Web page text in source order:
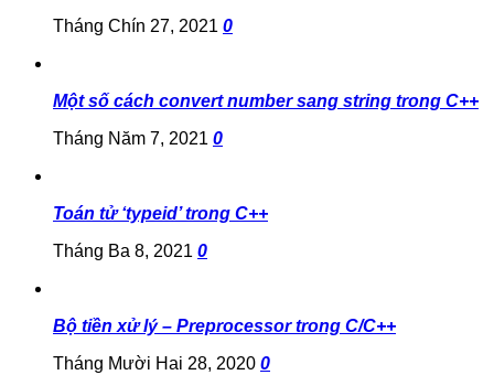
Tháng Chín 27, 2021 0
Một số cách convert number sang string trong C++
Tháng Năm 7, 2021 0
Toán tử ‘typeid’ trong C++
Tháng Ba 8, 2021 0
Bộ tiền xử lý – Preprocessor trong C/C++
Tháng Mười Hai 28, 2020 0